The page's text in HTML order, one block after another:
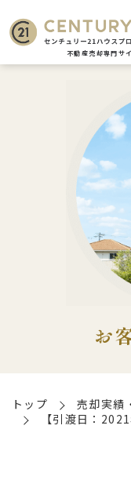
お
トップ 売却実績
【引渡日：